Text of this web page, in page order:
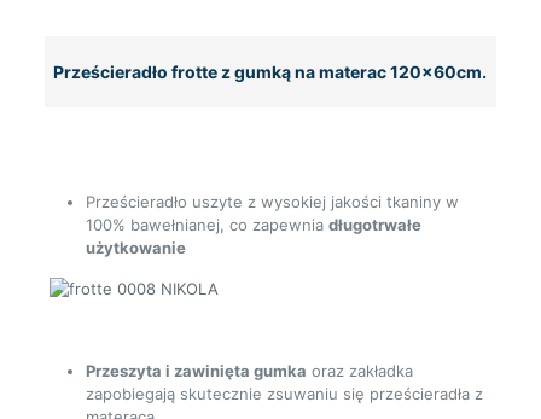
Prześcieradło frotte z gumką na materac 120x60cm.
Prześcieradło uszyte z wysokiej jakości tkaniny w
100% bawełnianej, co zapewnia długotrwałe
użytkowanie
Przeszyta i zawinięta gumka oraz zakładka
zapobiegają skutecznie zsuwaniu się prześcieradła z